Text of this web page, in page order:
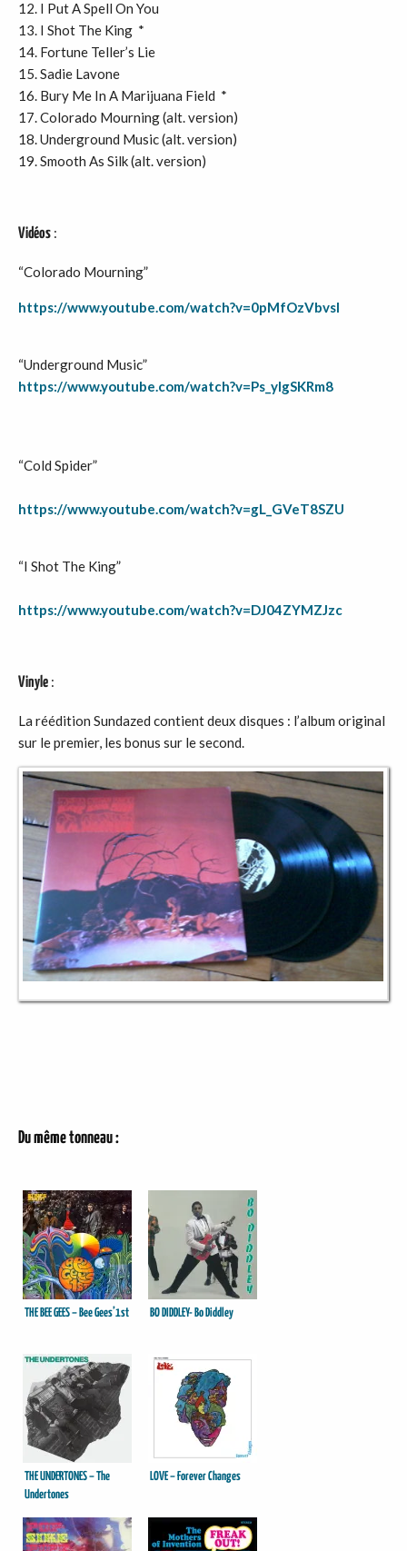
12. I Put A Spell On You
13. I Shot The King *
14. Fortune Teller’s Lie
15. Sadie Lavone
16. Bury Me In A Marijuana Field *
17. Colorado Mourning (alt. version)
18. Underground Music (alt. version)
19. Smooth As Silk (alt. version)
Vidéos :
“Colorado Mourning”
https://www.youtube.com/watch?v=0pMfOzVbvsI
“Underground Music”
https://www.youtube.com/watch?v=Ps_yIgSKRm8
“Cold Spider”
https://www.youtube.com/watch?v=gL_GVeT8SZU
“I Shot The King”
https://www.youtube.com/watch?v=DJ04ZYMZJzc
Vinyle :
La réédition Sundazed contient deux disques : l’album original
sur le premier, les bonus sur le second.
Du même tonneau :
THE BEE GEES – Bee Gees’1st BO DIDDLEY- Bo Diddley
THE UNDERTONES – The
Undertones
LOVE – Forever Changes